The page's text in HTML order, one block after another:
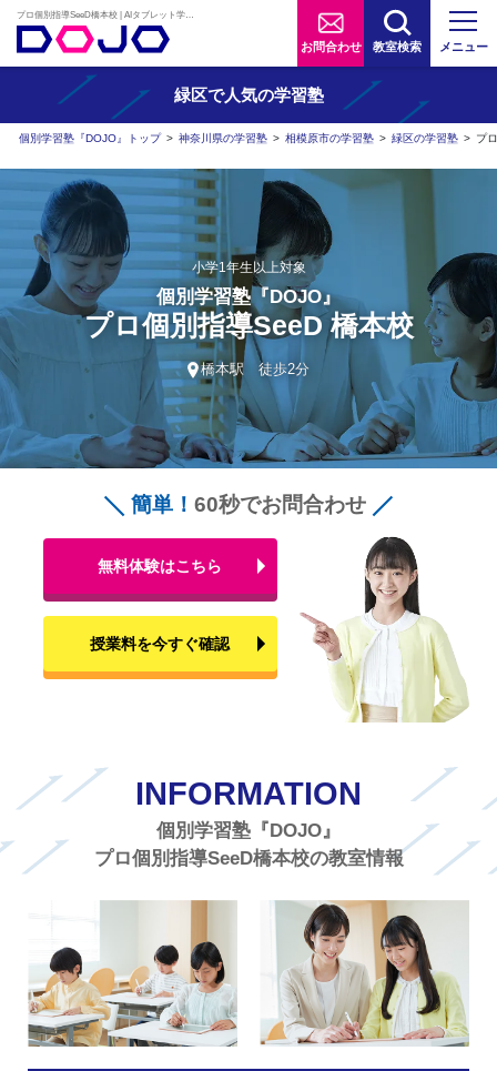
お問合わせ 教室検索 メニュー
緑区で人気の学習塾
個別学習塾『DOJO』トップ > 神奈川県の学習塾 > 相模原市の学習塾 > 緑区の学習塾 > プ
小学1年生以上対象
個別学習塾『DOJO』
プロ個別指導SeeD 橋本校
橋本駅 徒歩2分
簡単！ 60秒でお問合わせ
無料体験はこちら
授業料を今すぐ確認
INFORMATION
個別学習塾『DOJO』
プロ個別指導SeeD橋本校の教室情報